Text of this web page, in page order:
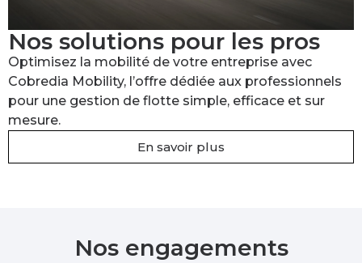
Nos solutions pour les pros
Optimisez la mobilité de votre entreprise avec
Cobredia Mobility, l’offre dédiée aux professionnels
pour une gestion de flotte simple, efficace et sur
mesure.
En savoir plus
Nos engagements